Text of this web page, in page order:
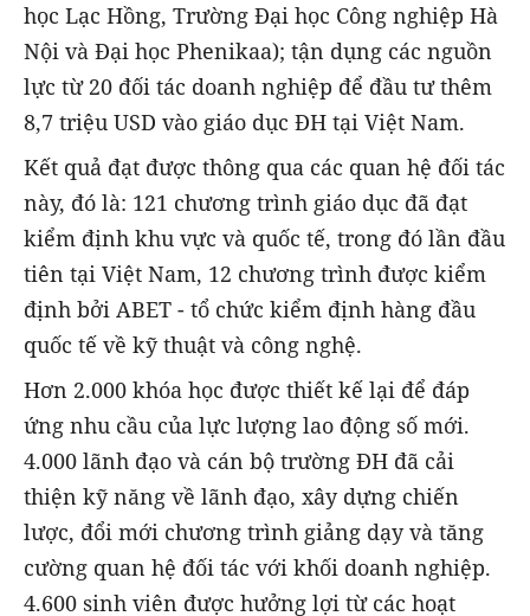
học Lạc Hồng, Trường Đại học Công nghiệp Hà
Nội và Đại học Phenikaa); tận dụng các nguồn
lực từ 20 đối tác doanh nghiệp để đầu tư thêm
8,7 triệu USD vào giáo dục ĐH tại Việt Nam.
Kết quả đạt được thông qua các quan hệ đối tác
này, đó là: 121 chương trình giáo dục đã đạt
kiểm định khu vực và quốc tế, trong đó lần đầu
tiên tại Việt Nam, 12 chương trình được kiểm
định bởi ABET - tổ chức kiểm định hàng đầu
quốc tế về kỹ thuật và công nghệ.
Hơn 2.000 khóa học được thiết kế lại để đáp
ứng nhu cầu của lực lượng lao động số mới.
4.000 lãnh đạo và cán bộ trường ĐH đã cải
thiện kỹ năng về lãnh đạo, xây dựng chiến
lược, đổi mới chương trình giảng dạy và tăng
cường quan hệ đối tác với khối doanh nghiệp.
4.600 sinh viên được hưởng lợi từ các hoạt